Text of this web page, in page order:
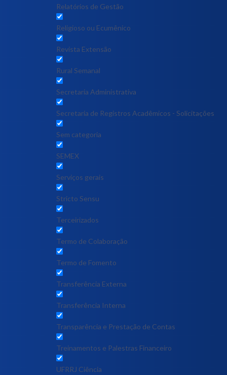
Relatórios de Gestão
Religioso ou Ecumênico
Revista Extensão
Rural Semanal
Secretaria Administrativa
Secretaria de Registros Acadêmicos - Solicitações
Sem categoria
SEMEX
Serviços gerais
Stricto Sensu
Terceirizados
Termo de Colaboração
Termo de Fomento
Transferência Externa
Transferência Interna
Transparência e Prestação de Contas
Treinamentos e Palestras Financeiro
UFRRJ Ciência